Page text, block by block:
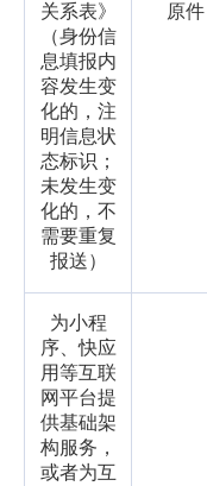
关系表》
（身份信
息填报内
容发生变
化的，注
明信息状
态标识；
未发生变
化的，不
需要重复
报送）
原件
为小程
序、快应
用等互联
网平台提
供基础架
构服务，
或者为互